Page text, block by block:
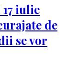
iulie
de
se vor